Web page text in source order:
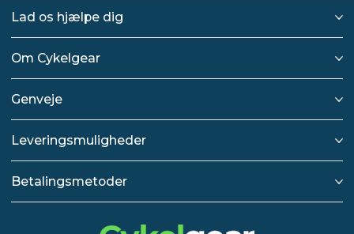
Lad os hjælpe dig
Om Cykelgear
Genveje
Leveringsmuligheder
Betalingsmetoder